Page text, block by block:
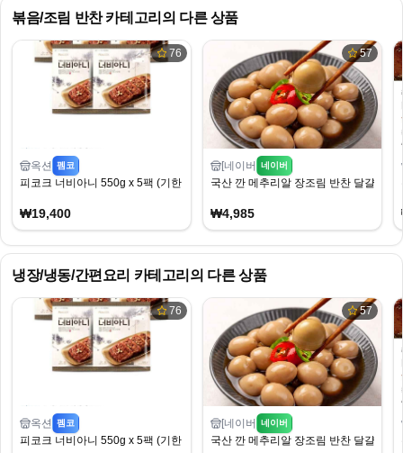
볶음/조림 반찬카테고리의 다른 상품
76
옥션 펨코
피코크 너비아니 550g x 5팩 (기한 26.09.18까지)
₩19,400
57
[네이버 네이버
국산 깐 메추리알 장조림 반찬 달걀 실
₩4,985
냉장/냉동/간편요리 카테고리의 다른 상품
76
옥션 펨코
피코크 너비아니 550g x 5팩 (기한 26.09.18까지)
57
[네이버 네이버
국산 깐 메추리알 장조림 반찬 달걀 실